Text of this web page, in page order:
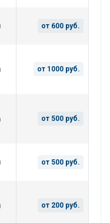
от 600 руб.
от 1000 руб.
от 500 руб.
от 500 руб.
от 200 руб.